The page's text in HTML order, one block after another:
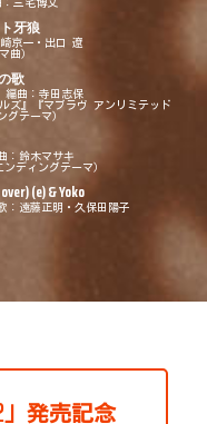
牙狼
京一・出口 遼
曲）
歌
曲：寺田志保
ズ』『マブラヴ アンリミテッド
グテーマ）
：鈴木マサキ
ンディングテーマ）
(e) & Yoko
遠藤正明・久保田陽子
」発売記念